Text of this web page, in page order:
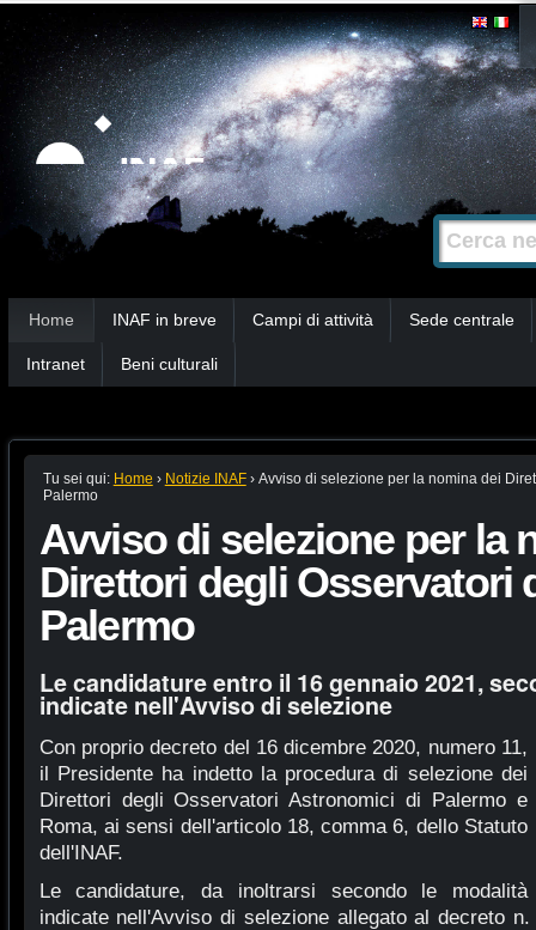
Strumenti
personali
Salta
contenuti.
|
Salta
alla
navigazione
Cerca nel
Ricerca
avanzata…
Home INAF in breve Campi di attività Sede centrale
Intranet Beni culturali
Tu sei qui: Home › Notizie INAF › Avviso di selezione per la nomina dei
Palermo
Avviso di selezione per la
Direttori degli Osservatori
Palermo
Le candidature entro il 16 gennaio 2021,
indicate nell'Avviso di selezione
Con proprio decreto del 16 dicembre 2020, numero 11,
il Presidente ha indetto la procedura di selezione dei
Direttori degli Osservatori Astronomici di Palermo e
Roma, ai sensi dell'articolo 18, comma 6, dello Statuto
dell'INAF.
Le candidature, da inoltrarsi secondo le modalità
indicate nell'Avviso di selezione allegato al decreto